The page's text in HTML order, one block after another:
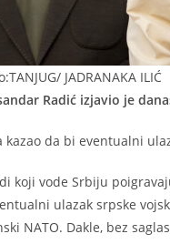
JADRANAKA ILIĆ
Radić izjavio je
kazao da bi eventualni
koji vode Srbiju
ulazak srpske
NATO. Dakle, bez